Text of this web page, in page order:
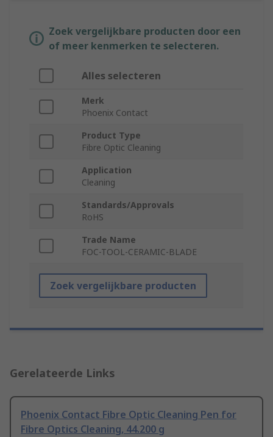
Zoek vergelijkbare producten door een
of meer kenmerken te selecteren.
Alles selecteren
Merk
Phoenix Contact
Product Type
Fibre Optic Cleaning
Application
Cleaning
Standards/Approvals
RoHS
Trade Name
FOC-TOOL-CERAMIC-BLADE
Zoek vergelijkbare producten
Gerelateerde Links
Phoenix Contact Fibre Optic Cleaning Pen for
Fibre Optics Cleaning, 44.200 g